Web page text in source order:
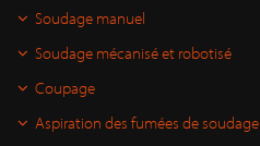
Soudage manuel
Soudage mécanisé et robotisé
Coupage
Aspiration des fumées de soudage